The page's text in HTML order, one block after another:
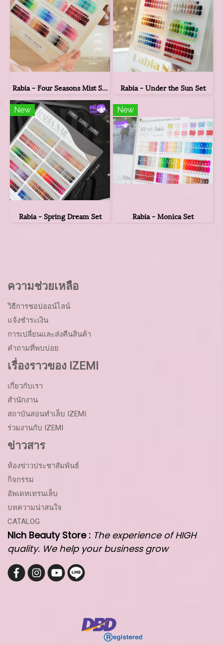
Rabia - Four Seasons Mist Set Rabia - Under the Sun Set
New
Rabia - Spring Dream Set
New
Rabia - Monica Set
ความช่วยเหลือ
วิธีการชอปออน์ไลน์
แจ้งชำระเงิน
การเปลี่ยนและส่งคืนสินค้า
คำถามที่พบบ่อย
เรื่องราวของ IZEMI
เกี่ยวกับเรา
สำนักงาน
สถาบันสอนทำเล็บ IZEMI
ร่วมงานกับ IZEMI
ข่าวสาร
ห้องข่าวประชาสัมพันธ์
กิจกรรม
อัพเดทเทรนเล็บ
บทความน่าสนใจ
CATALOG
Nich Beauty Store : The experience of HIGH
quality. We help your business grow